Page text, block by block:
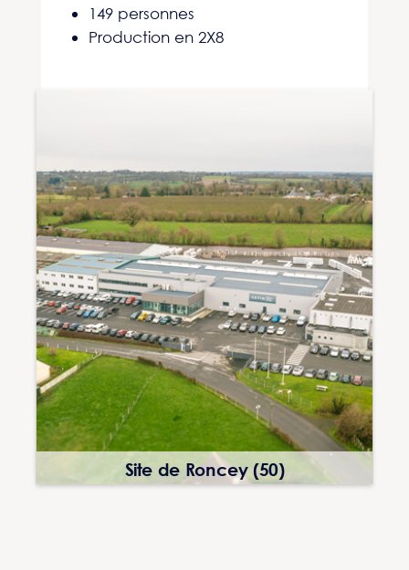
149 personnes
Production en 2X8
Site de Roncey (50)